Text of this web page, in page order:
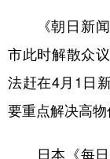
《朝日新闻
市此时解散众
法赶在4月1日
要重点解决高物
日本《每日